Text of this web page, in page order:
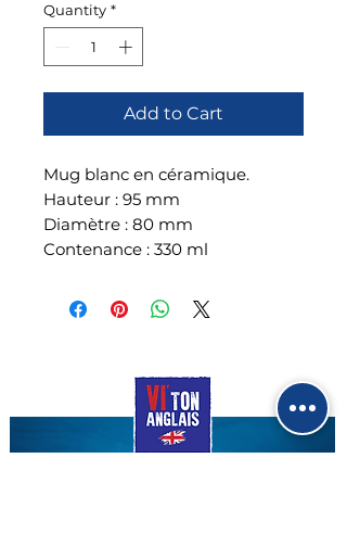
Quantity *
Add to Cart
Mug blanc en céramique.
Hauteur : 95 mm
Diamètre : 80 mm
Contenance : 330 ml